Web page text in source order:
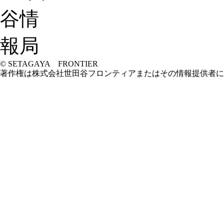
© SETAGAYA FRONTIER
著作権は株式会社世田谷フロンティアまたはその情報提供者